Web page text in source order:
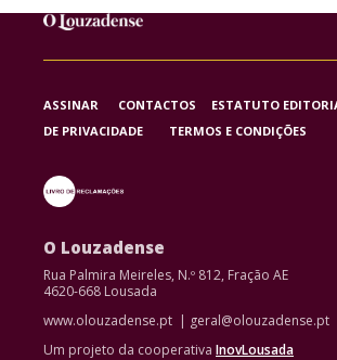
ASSINAR CONTACTOS ESTATUTO
DE PRIVACIDADE TERMOS E CONDIÇÕES
O Louzadense
Rua Palmira Meireles, N.º 812, Fração AE
4620-668 Lousada
www.olouzadense.pt | geral@olouzadense.pt
Um projeto da cooperativa InovLousada